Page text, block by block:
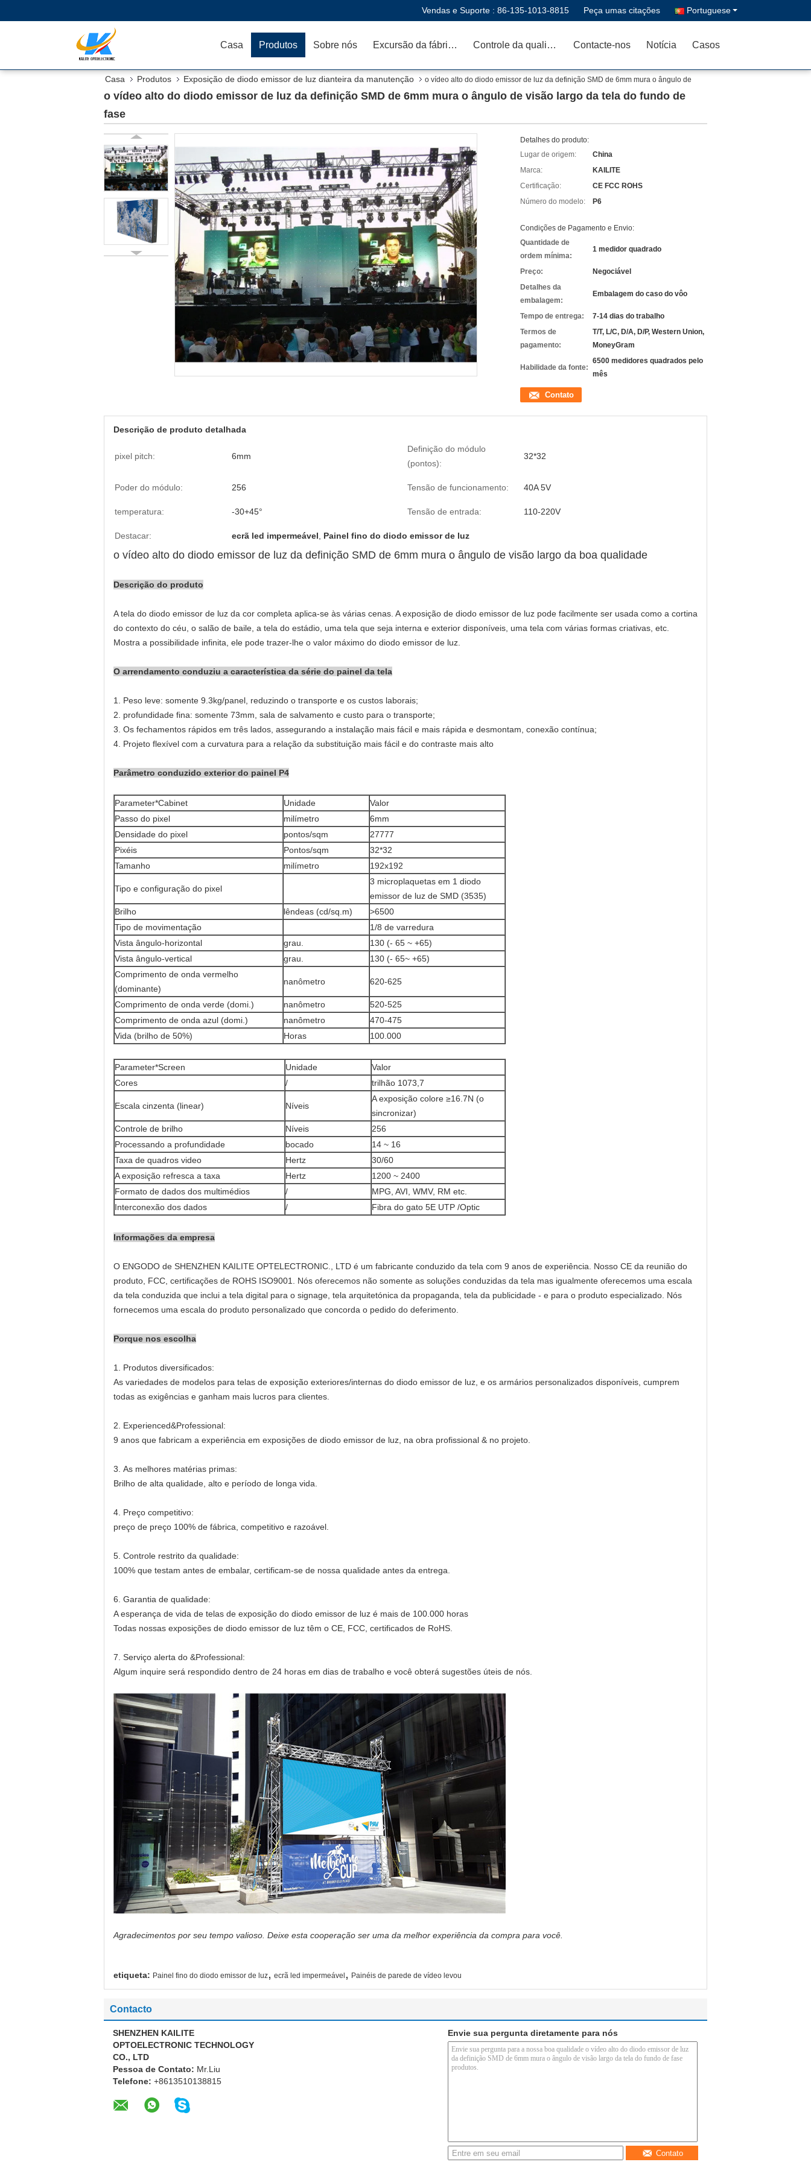
Vendas e Suporte : 86-135-1013-8815 Peça umas citações Portuguese
Casa Produtos Sobre nós Excursão da fábrica Controle da qualidade Contacte-nos Notícia Casos
Casa Produtos Exposição de diodo emissor de luz dianteira da manutenção
o vídeo alto do diodo emissor de luz da definição SMD de 6mm mura o ângulo de
visão largo da tela do fundo de fase
o vídeo alto do diodo emissor de luz da definição SMD de 6mm mura o ângulo de visão largo da tela do fundo de
fase
Detalhes do produto:
Lugar de origem:
China
Marca:
KAILITE
Certificação:
CE FCC ROHS
Número do modelo:
P6
Condições de Pagamento e Envio:
Quantidade de
ordem mínima:
1 medidor quadrado
Preço:
Negociável
Detalhes da
embalagem:
Embalagem do caso do vôo
Tempo de entrega:
7-14 dias do trabalho
Termos de
pagamento:
T/T, L/C, D/A, D/P, Western Union,
MoneyGram
Habilidade da fonte:
6500 medidores quadrados pelo
mês
Contato
Descrição de produto detalhada
pixel pitch: 6mm
Definição do módulo
(pontos):
32*32
Poder do módulo: 256 Tensão de funcionamento: 40A 5V
temperatura: -30+45° Tensão de entrada: 110-220V
Destacar: ecrã led impermeável Painel fino do diodo emissor de luz
o vídeo alto do diodo emissor de luz da definição SMD de 6mm mura o ângulo de visão largo da boa qualidade
Descrição do produto
A tela do diodo emissor de luz da cor completa aplica-se às várias cenas. A exposição de diodo emissor de luz pode facilmente ser usada como a cortina
do contexto do céu, o salão de baile, a tela do estádio, uma tela que seja interna e exterior disponíveis, uma tela com várias formas criativas, etc.
Mostra a possibilidade infinita, ele pode trazer-lhe o valor máximo do diodo emissor de luz.
O arrendamento conduziu a característica da série do painel da tela
1. Peso leve: somente 9.3kg/panel, reduzindo o transporte e os custos laborais;
2. profundidade fina: somente 73mm, sala de salvamento e custo para o transporte;
3. Os fechamentos rápidos em três lados, assegurando a instalação mais fácil e mais rápida e desmontam, conexão contínua;
4. Projeto flexível com a curvatura para a relação da substituição mais fácil e do contraste mais alto
Parâmetro conduzido exterior do painel P4
Parameter*Cabinet Unidade
Valor
Passo do pixel
milímetro
6mm
Densidade do pixel
pontos/sqm
27777
Pixéis
Pontos/sqm
32*32
Tamanho
milímetro 192x192
Tipo e configuração do pixel
3 microplaquetas em 1 diodo
emissor de luz de SMD (3535)
Brilho
lêndeas (cd/sq.m)
>6500
Tipo de movimentação
1/8 de varredura
Vista ângulo-horizontal
grau.
130 (- 65 ~ +65)
Vista ângulo-vertical
grau.
130 (- 65~ +65)
Comprimento de onda vermelho
(dominante)
nanômetro 620-625
Comprimento de onda verde (domi.) nanômetro
520-525
Comprimento de onda azul (domi.)
nanômetro
470-475
Vida (brilho de 50%)
Horas 100.000
Parameter*Screen Unidade
Valor
Cores
/ trilhão 1073,7
Escala cinzenta (linear) Níveis
A exposição colore ≥16.7N (o
sincronizar)
Controle de brilho
Níveis
256
Processando a profundidade
bocado
14 ~ 16
Taxa de quadros video
Hertz
30/60
A exposição refresca a taxa
Hertz
1200 ~ 2400
Formato de dados dos multimédios
/
MPG, AVI, WMV, RM etc.
Interconexão dos dados
/ Fibra do gato 5E UTP /Optic
Informações da empresa
O ENGODO de SHENZHEN KAILITE OPTELECTRONIC., LTD é um fabricante conduzido da tela com 9 anos de experiência. Nosso CE da reunião do
produto, FCC, certificações de ROHS ISO9001. Nós oferecemos não somente as soluções conduzidas da tela mas igualmente oferecemos uma escala
da tela conduzida que inclui a tela digital para o signage, tela arquitetónica da propaganda, tela da publicidade - e para o produto especializado. Nós
fornecemos uma escala do produto personalizado que concorda o pedido do deferimento.
Porque nos escolha
1. Produtos diversificados:
As variedades de modelos para telas de exposição exteriores/internas do diodo emissor de luz, e os armários personalizados disponíveis, cumprem
todas as exigências e ganham mais lucros para clientes.
2. Experienced&Professional:
9 anos que fabricam a experiência em exposições de diodo emissor de luz, na obra profissional & no projeto.
3. As melhores matérias primas:
Brilho de alta qualidade, alto e período de longa vida.
4. Preço competitivo:
preço de preço 100% de fábrica, competitivo e razoável.
5. Controle restrito da qualidade:
100% que testam antes de embalar, certificam-se de nossa qualidade antes da entrega.
6. Garantia de qualidade:
A esperança de vida de telas de exposição do diodo emissor de luz é mais de 100.000 horas
Todas nossas exposições de diodo emissor de luz têm o CE, FCC, certificados de RoHS.
7. Serviço alerta do &Professional:
Algum inquire será respondido dentro de 24 horas em dias de trabalho e você obterá sugestões úteis de nós.
Agradecimentos por seu tempo valioso. Deixe esta cooperação ser uma da melhor experiência da compra para você.
etiqueta: Painel fino do diodo emissor de luz, ecrã led impermeável , Painéis de parede de vídeo levou
Contacto
SHENZHEN KAILITE
OPTOELECTRONIC TECHNOLOGY
CO., LTD
Pessoa de Contato: Mr.Liu
Telefone: +8613510138815
Envie sua pergunta diretamente para nós
Contato